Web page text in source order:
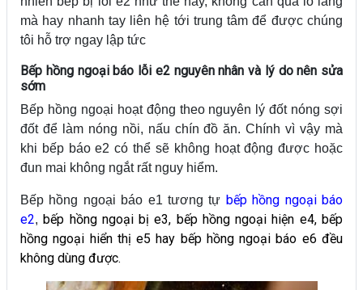
mà hay nhanh tay liên hệ tới trung tâm để được chúng
tôi hỗ trợ ngay lập tức
Bếp hồng ngoại báo lỗi e2 nguyên nhân và lý do nên sửa
sớm
Bếp hồng ngoại hoạt động theo nguyên lý đốt nóng sợi
đốt để làm nóng nồi, nấu chín đồ ăn. Chính vì vậy mà
khi bếp báo e2 có thể sẽ không hoạt động được hoặc
đun mai không ngắt rất nguy hiểm.
Bếp hồng ngoại báo e1 tương tự bếp hồng ngoại báo
e2, bếp hồng ngoại bị e3, bếp hồng ngoại hiện e4,bếp
hồng ngoại hiển thị e5 hay bếp hồng ngoại báo e6 đều
không dùng được.